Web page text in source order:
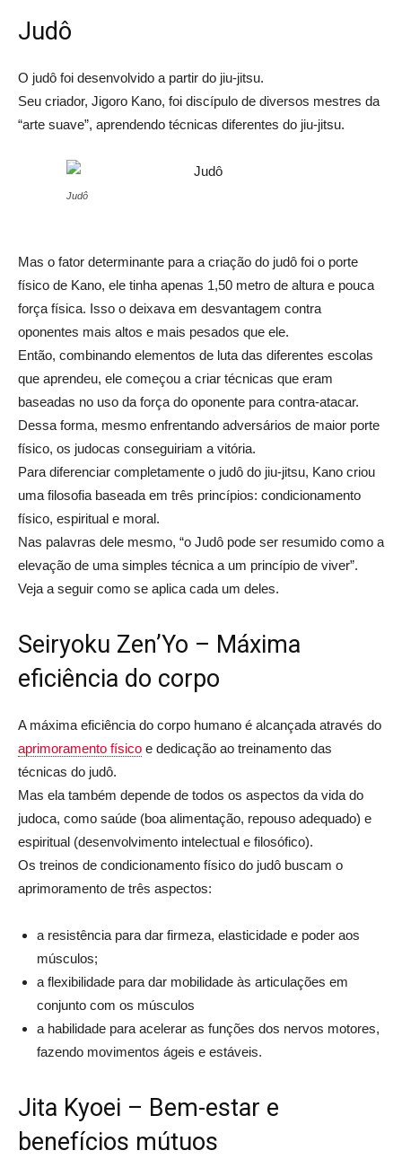
Judô
O judô foi desenvolvido a partir do jiu-jitsu.
Seu criador, Jigoro Kano, foi discípulo de diversos mestres da
“arte suave”, aprendendo técnicas diferentes do jiu-jitsu.
Judô
Mas o fator determinante para a criação do judô foi o porte
físico de Kano, ele tinha apenas 1,50 metro de altura e pouca
força física. Isso o deixava em desvantagem contra
oponentes mais altos e mais pesados que ele.
Então, combinando elementos de luta das diferentes escolas
que aprendeu, ele começou a criar técnicas que eram
baseadas no uso da força do oponente para contra-atacar.
Dessa forma, mesmo enfrentando adversários de maior porte
físico, os judocas conseguiriam a vitória.
Para diferenciar completamente o judô do jiu-jitsu, Kano criou
uma filosofia baseada em três princípios: condicionamento
físico, espiritual e moral.
Nas palavras dele mesmo, “o Judô pode ser resumido como a
elevação de uma simples técnica a um princípio de viver”.
Veja a seguir como se aplica cada um deles.
Seiryoku Zen’Yo – Máxima
eficiência do corpo
A máxima eficiência do corpo humano é alcançada através do
aprimoramento físico e dedicação ao treinamento das
técnicas do judô.
Mas ela também depende de todos os aspectos da vida do
judoca, como saúde (boa alimentação, repouso adequado) e
espiritual (desenvolvimento intelectual e filosófico).
Os treinos de condicionamento físico do judô buscam o
aprimoramento de três aspectos:
a resistência para dar firmeza, elasticidade e poder aos
músculos;
a flexibilidade para dar mobilidade às articulações em
conjunto com os músculos
a habilidade para acelerar as funções dos nervos motores,
fazendo movimentos ágeis e estáveis.
Jita Kyoei – Bem-estar e
benefícios mútuos